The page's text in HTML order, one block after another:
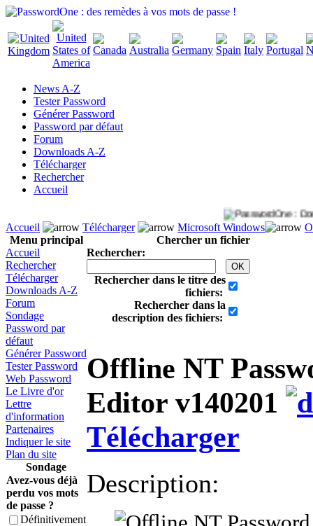
News A-Z
Tester Password
Générer Password
Password par défaut
Forum
Downloads A-Z
Télécharger
Rechercher
Accueil
Accueil Télécharger Microsoft Windows
Menu principal
Accueil
Rechercher
Télécharger
Downloads A-Z
Forum
Sondage
Password par
défaut
Générer Password
Tester Password
Web Password
Le Livre d'or
Lettre
d'information
Partenaires
Indiquer le site
Plan du site
Sondage
Avez-vous déjà
perdu vos mots
de passe ?
Définitivement
Chercher un fichier
Rechercher:
Rechercher dans le titre des
fichiers:
Rechercher dans la
description des fichiers:
Offline NT
Editor v140201
Télécharger
Description: